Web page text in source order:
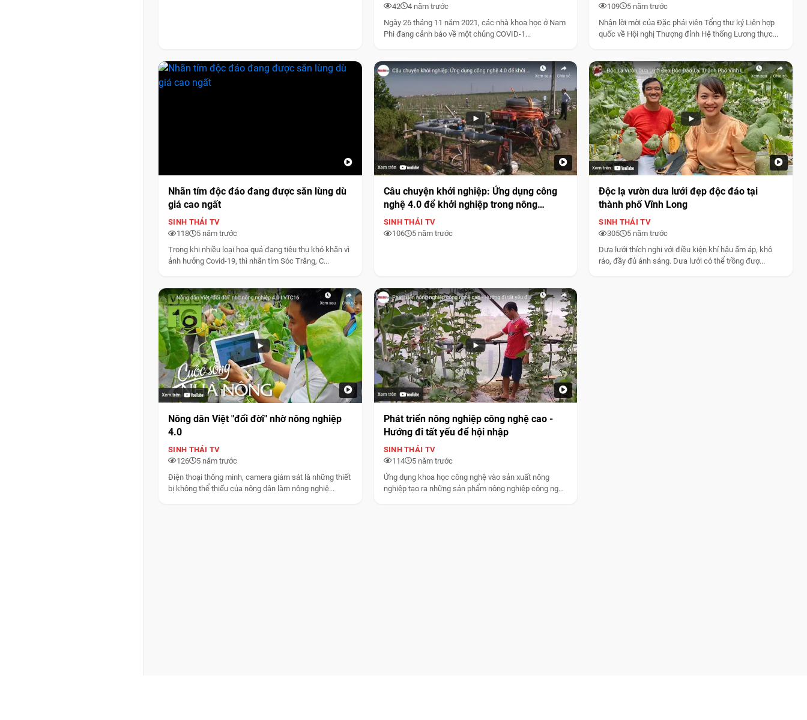
42
4 năm trước
Ngày 26 tháng 11 năm 2021, các nhà khoa học ở Nam
Phi đang cảnh báo về một chủng COVID-1...
109
5 năm trước
Nhận lời mời của Đặc phái viên Tổng thư ký Liên hợp
quốc về Hội nghị Thượng đỉnh Hệ thống Lương thực...
Nhãn tím độc đáo đang được săn lùng dù
giá cao ngất
SINH THÁI TV
118
5 năm trước
Trong khi nhiều loại hoa quả đang tiêu thụ khó khăn vì
ảnh hưởng Covid-19, thì nhãn tím Sóc Trăng, C...
Câu chuyện khởi nghiệp: Ứng dụng công
nghệ 4.0 để khởi nghiệp trong nông
nghiệp
SINH THÁI TV
106
5 năm trước
Độc lạ vườn dưa lưới đẹp độc đáo tại
thành phố Vĩnh Long
SINH THÁI TV
305
5 năm trước
Dưa lưới thích nghi với điều kiện khí hậu ấm áp, khô
ráo, đầy đủ ánh sáng. Dưa lưới có thể trồng đượ...
Nông dân Việt "đổi đời" nhờ nông nghiệp
4.0
SINH THÁI TV
126
5 năm trước
Điện thoại thông minh, camera giám sát là những thiết
bị không thể thiếu của nông dân làm nông nghiệ...
Phát triển nông nghiệp công nghệ cao -
Hướng đi tất yếu để hội nhập
SINH THÁI TV
114
5 năm trước
Ứng dụng khoa học công nghệ vào sản xuất nông
nghiệp tạo ra những sản phẩm nông nghiệp công nghệ